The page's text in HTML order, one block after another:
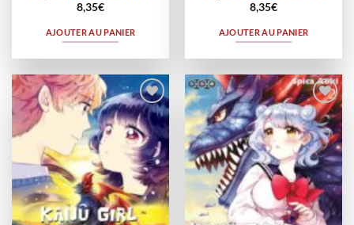
8,35€
AJOUTER AU PANIER
8,35€
AJOUTER AU PANIER
Ajouter
à la
wishlist
Ajouter
à la
wishlist